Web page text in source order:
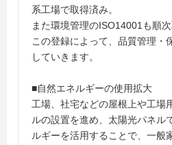
系工場で取得済み。
また環境管理のISO14001も順次
この登録によって、品質管理・
していきます。
■自然エネルギーの使用拡大
工場、社宅などの屋根上や工場
ルの設置を進め、太陽光パネル
ルギーを活用することで、一般